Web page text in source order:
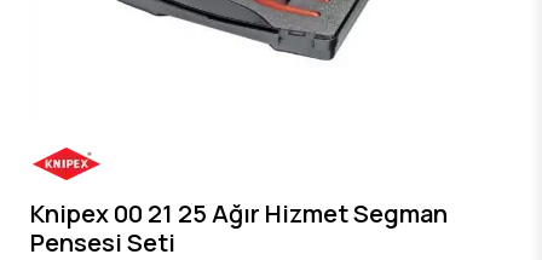
Knipex 00 21 25 Ağır Hizmet Segman
Pensesi Seti